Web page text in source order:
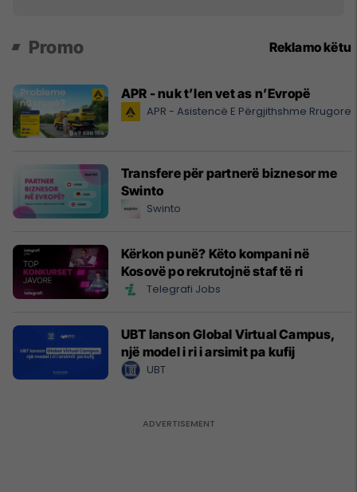
Promo Reklamo këtu
APR - nuk t’len vet as n’Evropë
APR - Asistencë E Përgjithshme Rrugore
Transfere për partnerë biznesor me
Swinto
Swinto
Kërkon punë? Këto kompani në
Kosovë po rekrutojnë staf të ri
Telegrafi Jobs
UBT lanson Global Virtual Campus,
një model i ri i arsimit pa kufij
UBT